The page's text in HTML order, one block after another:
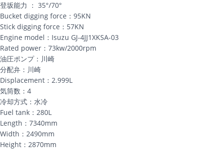
登坂能力 ： 35°/70°
Bucket digging force：95KN
Stick digging force：57KN
Engine model：Isuzu GJ-4JJ1XKSA-03
Rated power：73kw/2000rpm
油圧ポンプ：川崎
分配弁：川崎
Displacement：2.999L
気筒数：4
冷却方式：水冷
Fuel tank：280L
Length：7340mm
Width：2490mm
Height：2870mm